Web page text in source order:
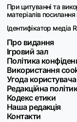
При цитуванні та
матеріалів
Ідентифікатор медіа
Про видання
Ігровий зал
Політика
Використання
Угода користувача
Редакційна
Кодекс етики
Наша редакція
Контакти